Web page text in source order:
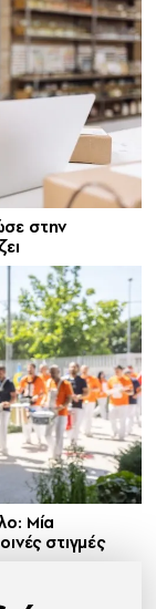
στην
Μία
στιγμές